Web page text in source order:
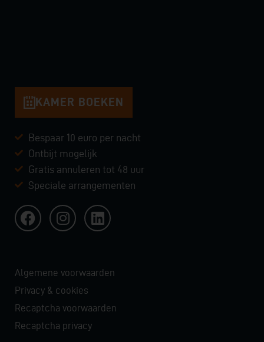
KAMER BOEKEN
Bespaar 10 euro per nacht
Ontbijt mogelijk
Gratis annuleren tot 48 uur
Speciale arrangementen
Algemene voorwaarden
Privacy & cookies
Recaptcha voorwaarden
Recaptcha privacy